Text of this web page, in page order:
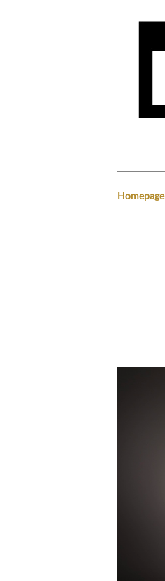
Homepage